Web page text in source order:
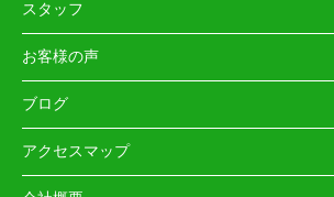
スタッフ
お客様の声
ブログ
アクセスマップ